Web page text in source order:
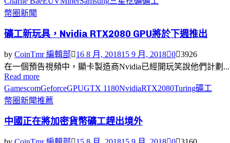
幣圈新聞
礦工新玩具，Nvidia RTX2080 GPU將於下週推出
by CoinTmr 編輯部 16 8 月, 201815 9 月, 2018 0 3926
在一個預告視頻中，顯卡製造商Nvidia已經開玩笑說他們計劃...
Read more
GamescomGeforceGPUGTX 1180NvidiaRTX2080Turing礦工
幣圈新聞推薦
中國正在將加密貨幣礦工趕出境外